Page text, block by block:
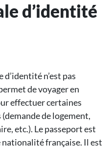
d’identité
n’est pas
de voyager en
effectuer certaines
de logement,
etc.). Le passeport est
française. Il est